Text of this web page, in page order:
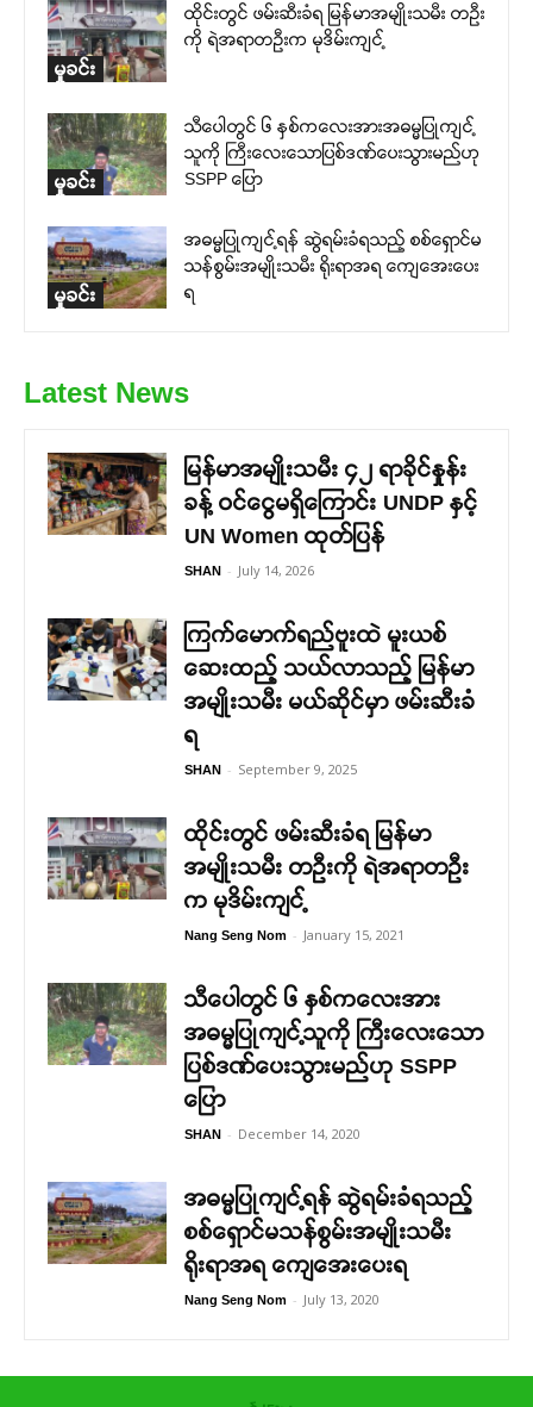
မှုခင်း
ထိုင်းတွင် ဖမ်းဆီးခံရ မြန်မာအမျိုးသမီး တဦး
ကို ရဲအရာတဦးက မုဒိမ်းကျင့်
မှုခင်း
သီပေါတွင် ၆ နှစ်ကလေးအားအဓမ္မပြုကျင့်
သူကို ကြီးလေးသောပြစ်ဒဏ်ပေးသွားမည်ဟု
SSPP ပြော
မှုခင်း
အဓမ္မပြုကျင့်ရန် ဆွဲရမ်းခံရသည့် စစ်ရှောင်မ
သန်စွမ်းအမျိုးသမီး ရိုးရာအရ ကျေအေးပေး
ရ
Latest News
မြန်မာအမျိုးသမီး ၄၂ ရာခိုင်နှုန်း
ခန့် ဝင်ငွေမရှိကြောင်း UNDP နှင့်
UN Women ထုတ်ပြန်
SHAN - July 14, 2026
ကြက်မောက်ရည်ဗူးထဲ မူးယစ်
ဆေးထည့် သယ်လာသည့် မြန်မာ
အမျိုးသမီး မယ်ဆိုင်မှာ ဖမ်းဆီးခံ
ရ
SHAN - September 9, 2025
ထိုင်းတွင် ဖမ်းဆီးခံရ မြန်မာ
အမျိုးသမီး တဦးကို ရဲအရာတဦး
က မုဒိမ်းကျင့်
Nang Seng Nom - January 15, 2021
သီပေါတွင် ၆ နှစ်ကလေးအား
အဓမ္မပြုကျင့်သူကို ကြီးလေးသော
ပြစ်ဒဏ်ပေးသွားမည်ဟု SSPP
ပြော
SHAN - December 14, 2020
အဓမ္မပြုကျင့်ရန် ဆွဲရမ်းခံရသည့်
စစ်ရှောင်မသန်စွမ်းအမျိုးသမီး
ရိုးရာအရ ကျေအေးပေးရ
Nang Seng Nom - July 13, 2020